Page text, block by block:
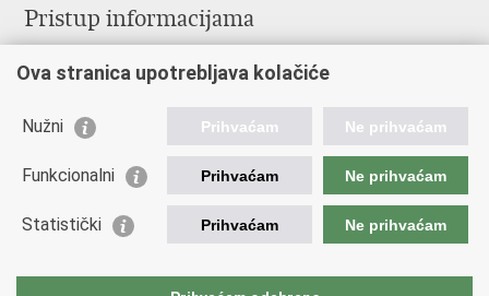
Pristup informacijama
Savjetovanje
Zapošljavanje
Odnosi s javnošću
Važne poveznice
Ministarstvo unutarnjih poslova
Ova stranica upotrebljava kolačiće
Nužni Prihvaćam Ne prihvaćam
Funkcionalni Prihvaćam Ne prihvaćam
Statistički Prihvaćam Ne prihvaćam